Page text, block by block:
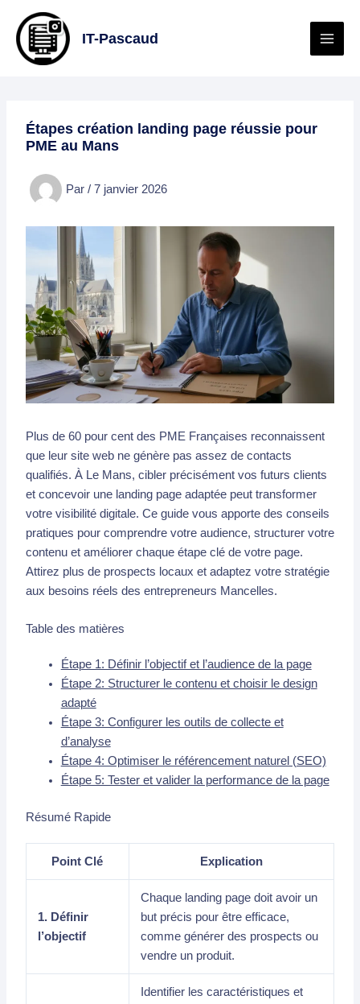
contenu
IT-Pascaud
Étapes création landing page réussie pour
PME au Mans
Par / 7 janvier 2026
Plus de 60 pour cent des PME Françaises reconnaissent
que leur site web ne génère pas assez de contacts
qualifiés. À Le Mans, cibler précisément vos futurs clients
et concevoir une landing page adaptée peut transformer
votre visibilité digitale. Ce guide vous apporte des conseils
pratiques pour comprendre votre audience, structurer votre
contenu et améliorer chaque étape clé de votre page.
Attirez plus de prospects locaux et adaptez votre stratégie
aux besoins réels des entrepreneurs Mancelles.
Table des matières
Étape 1: Définir l’objectif et l’audience de la page
Étape 2: Structurer le contenu et choisir le design
adapté
Étape 3: Configurer les outils de collecte et
d’analyse
Étape 4: Optimiser le référencement naturel (SEO)
Étape 5: Tester et valider la performance de la page
Résumé Rapide
Point Clé Explication
1. Définir
l’objectif
Chaque landing page doit avoir un
but précis pour être efficace,
comme générer des prospects ou
vendre un produit.
Identifier les caractéristiques et